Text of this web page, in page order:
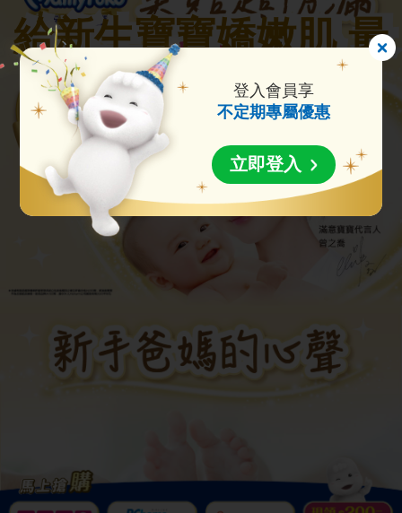
登入會員享
不定期專屬優惠
立即登入
給新生寶寶嬌嫩肌 最
溫柔的呵護